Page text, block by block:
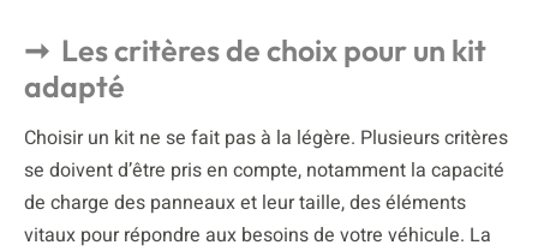
Les critères de choix pour un kit
adapté
Choisir un kit ne se fait pas à la légère. Plusieurs critères
se doivent d’être pris en compte, notamment la capacité
de charge des panneaux et leur taille, des éléments
vitaux pour répondre aux besoins de votre véhicule. La